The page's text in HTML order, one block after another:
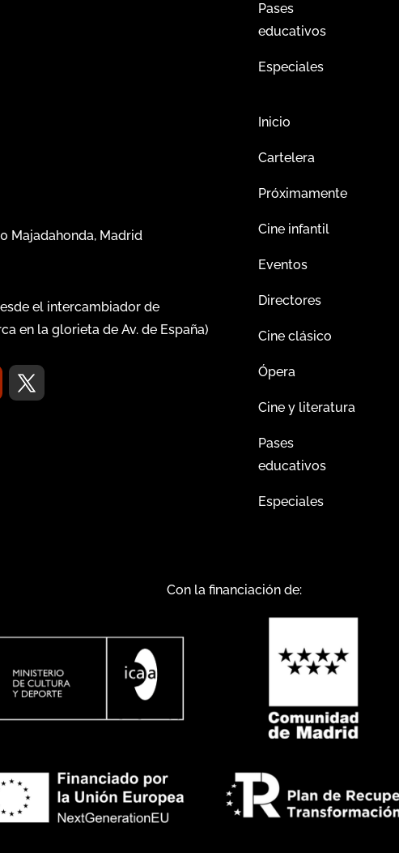
Pases
educativos
Especiales
Majadahonda, Madrid
el intercambiador de
en la glorieta de Av. de España)
Inicio
Cartelera
Próximamente
Cine infantil
Eventos
Directores
Cine clásico
Ópera
Cine y literatura
Pases
educativos
Especiales
Con la financiación de: